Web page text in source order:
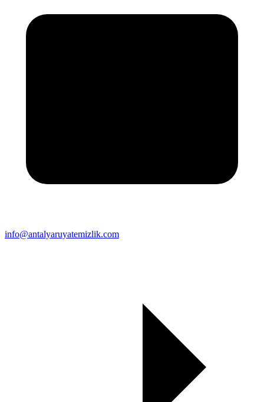
info@antalyaruyatemizlik.com